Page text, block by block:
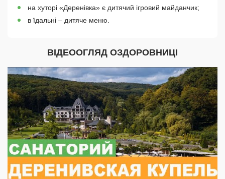
на хуторі «Деренівка» є дитячий ігровий майданчик;
в їдальні – дитяче меню.
ВІДЕООГЛЯД ОЗДОРОВНИЦІ